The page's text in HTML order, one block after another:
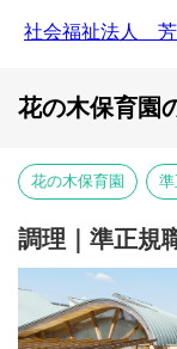
社会福祉法人 芳
花の木保育園
花の木保育園
調理｜準正規